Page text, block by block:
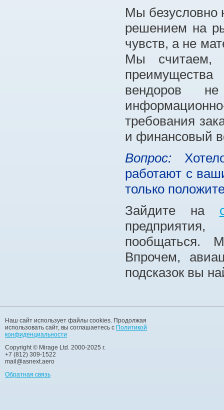
Мы безусловно
решением на
чувств, а не
Мы считаем,
вендоров
требования
и финансовый
Вопрос:
работают с
только
Зайдите на
пообщаться.
Впрочем,
подсказок вы
Наш сайт использует файлы cookies. Продолжая
использовать сайт, вы соглашаетесь с Политикой
конфиденциальности
Copyright © Mirage Ltd. 2000-2025 г.
+7 (812) 309-1522
mail@asnext.aero
Обратная связь